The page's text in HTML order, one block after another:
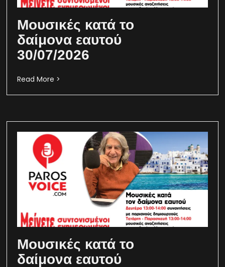
Μουσικές κατά το
δαίμονα εαυτού
30/07/2026
Read More >
Μουσικές κατά το
δαίμονα εαυτού